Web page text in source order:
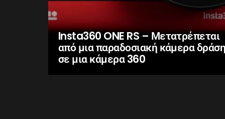
Insta360 ONE RS – Μετατρέπεται
από μια παραδοσιακή κάμερα
σε μια κάμερα 360